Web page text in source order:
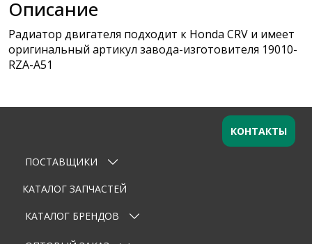
Описание
Радиатор двигателя подходит к Honda CRV и имеет
оригинальный артикул завода-изготовителя 19010-
RZA-A51
Оставьте заявку
Ваше имя
Email
ПОСТАВЩИКИ
КАТАЛОГ ЗАПЧАСТЕЙ
КАТАЛОГ БРЕНДОВ
КОНТАКТЫ